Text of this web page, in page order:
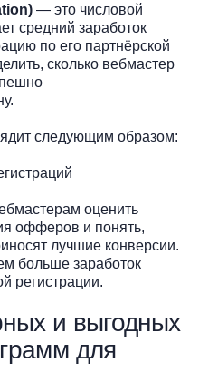
― это числовой
средний заработок
по его партнёрской
сколько вебмастер
следующим образом:
оценить
офферов и понять,
лучшие конверсии.
больше заработок
регистрации.
и выгодных
для